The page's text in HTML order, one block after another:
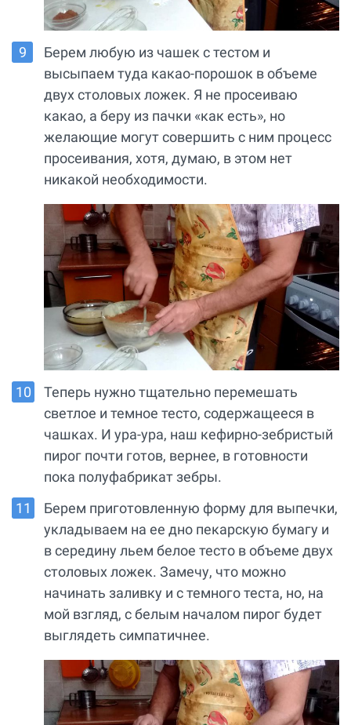
Берем любую из чашек с тестом и
высыпаем туда какао-порошок в объеме
двух столовых ложек. Я не просеиваю
какао, а беру из пачки «как есть», но
желающие могут совершить с ним процесс
просеивания, хотя, думаю, в этом нет
никакой необходимости.
Теперь нужно тщательно перемешать
светлое и темное тесто, содержащееся в
чашках. И ура-ура, наш кефирно-зебристый
пирог почти готов, вернее, в готовности
пока полуфабрикат зебры.
Берем приготовленную форму для выпечки,
укладываем на ее дно пекарскую бумагу и
в середину льем белое тесто в объеме двух
столовых ложек. Замечу, что можно
начинать заливку и с темного теста, но, на
мой взгляд, с белым началом пирог будет
выглядеть симпатичнее.